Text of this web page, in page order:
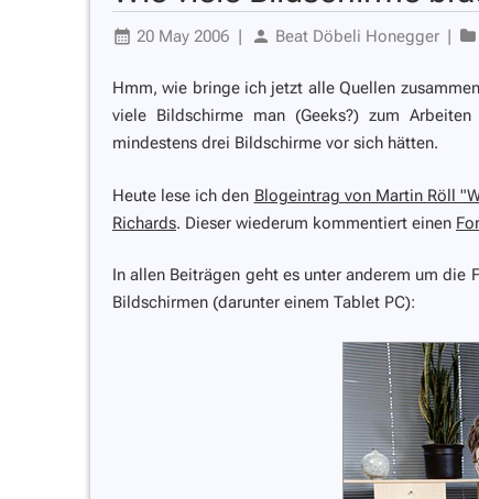
20 May 2006 | Beat Döbeli Honegger |
Hmm, wie bringe ich jetzt alle Quellen
viele Bildschirme man (Geeks?) zum
mindestens drei Bildschirme vor sich hätten.
Heute lese ich den Blogeintrag von Martin Röll
Richards. Dieser wiederum kommentiert einen
In allen Beiträgen geht es unter anderem um
Bildschirmen (darunter einem Tablet PC):